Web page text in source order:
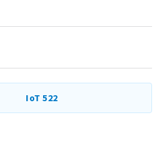
り
IoT522